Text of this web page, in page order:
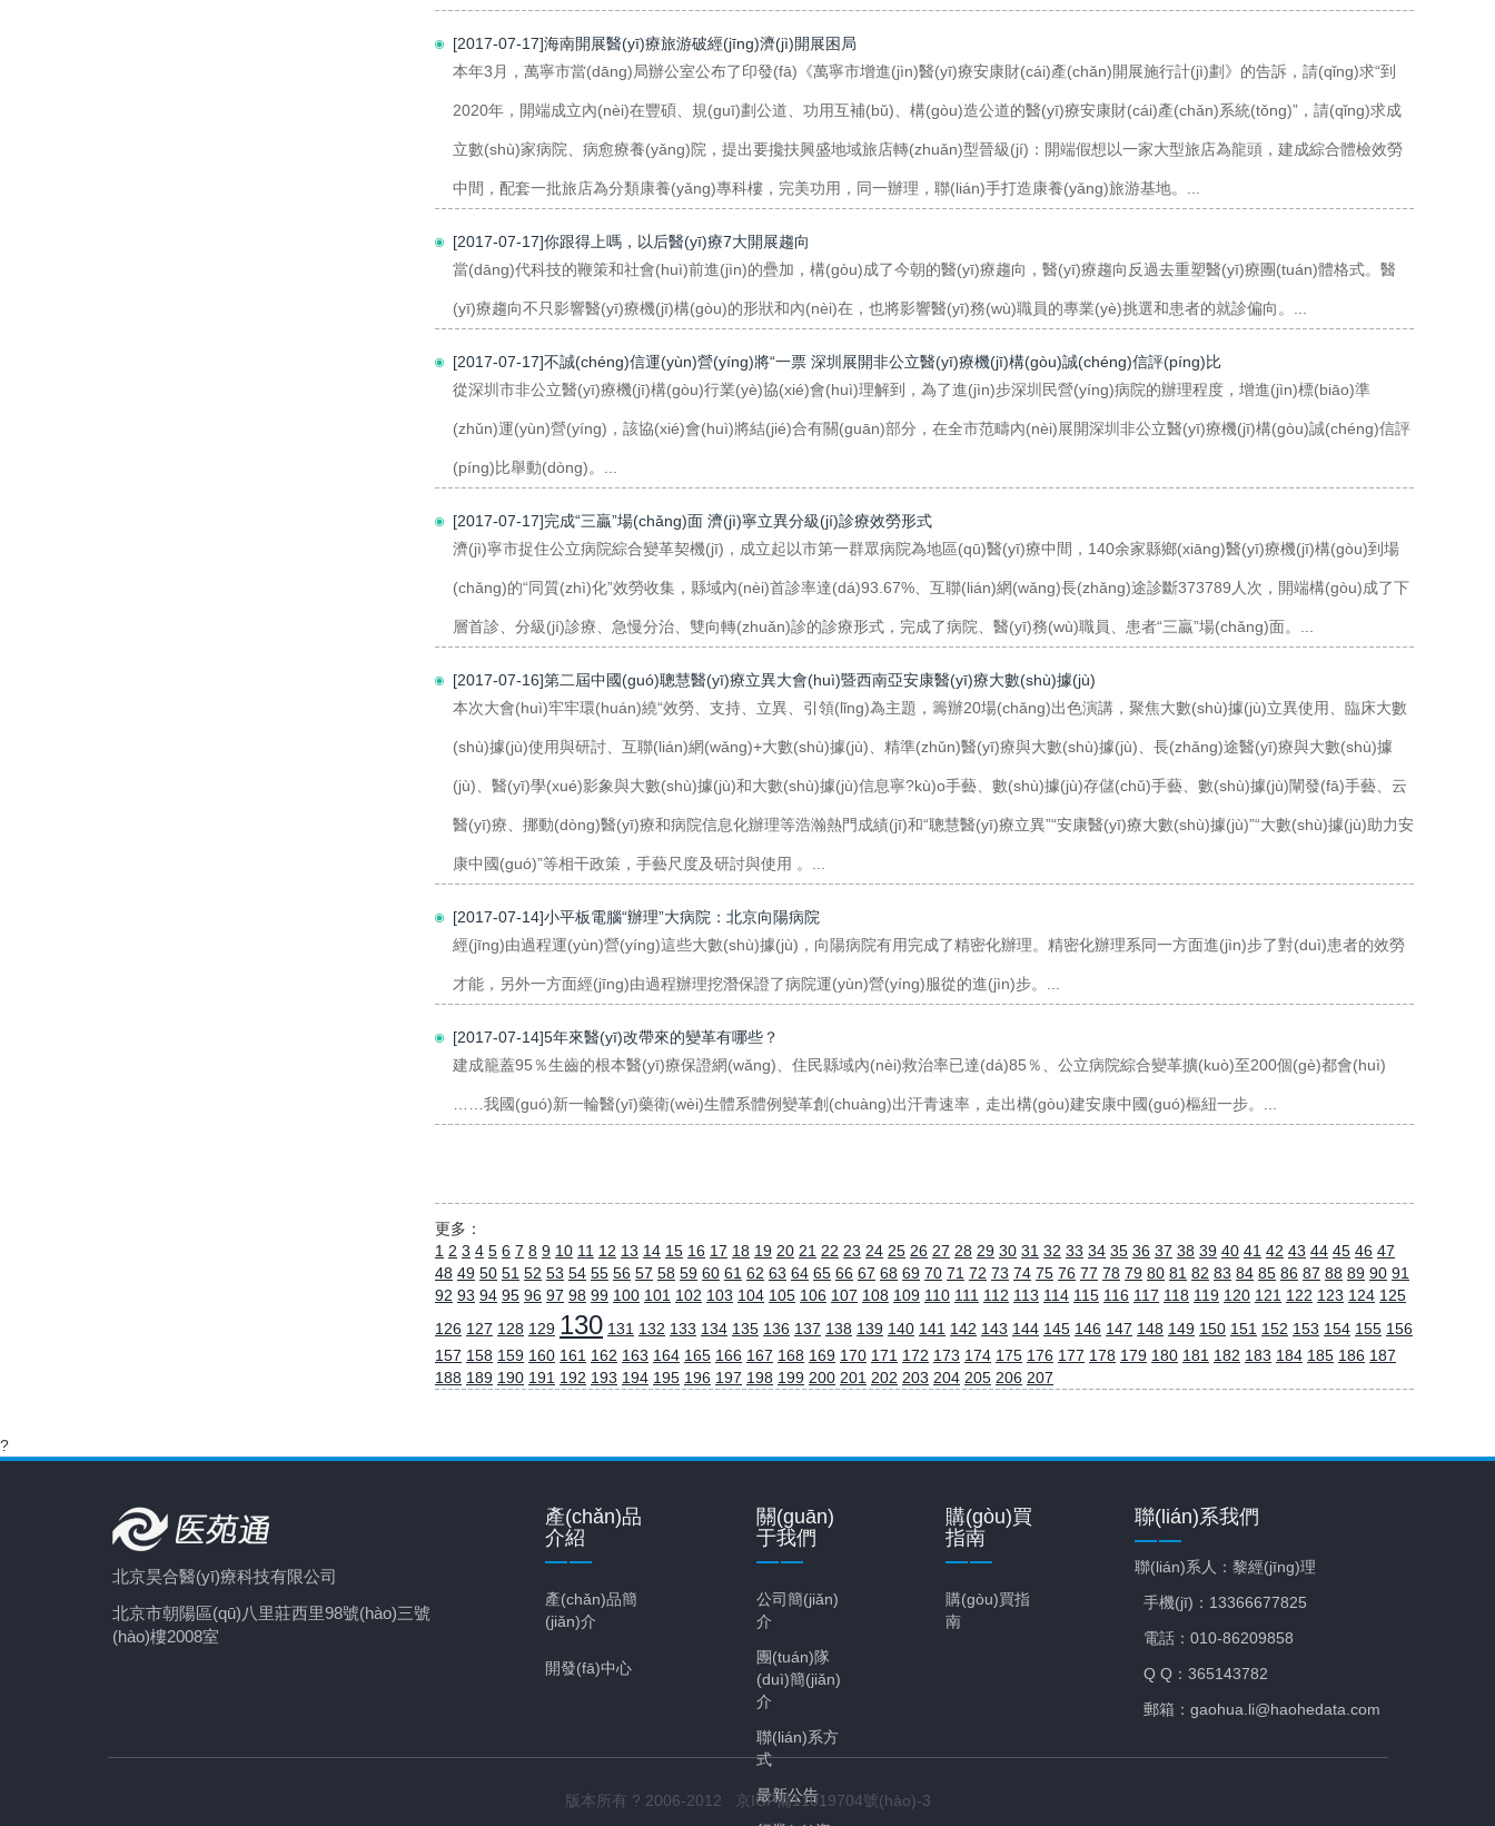
[2017-07-17]海南開展醫(yī)療旅游破經(jīng)濟(jì)開展困局
本年3月，萬寧市當(dāng)局辦公室公布了印發(fā)《萬寧市增進(jìn)醫(yī)療安康財(cái)產(chǎn)開展施行計(jì)劃》的告訴，請(qǐng)求“到
2020年，開端成立內(nèi)在豐碩、規(guī)劃公道、功用互補(bǔ)、構(gòu)造公道的醫(yī)療安康財(cái)產(chǎn)系統(tǒng)”，請(qǐng)求成
立數(shù)家病院、病愈療養(yǎng)院，提出要攙扶興盛地域旅店轉(zhuǎn)型晉級(jí)：開端假想以一家大型旅店為龍頭，建成綜合體檢效勞
中間，配套一批旅店為分類康養(yǎng)專科樓，完美功用，同一辦理，聯(lián)手打造康養(yǎng)旅游基地。...
[2017-07-17]你跟得上嗎，以后醫(yī)療7大開展趨向
當(dāng)代科技的鞭策和社會(huì)前進(jìn)的疊加，構(gòu)成了今朝的醫(yī)療趨向，醫(yī)療趨向反過去重塑醫(yī)療團(tuán)體格式。醫
(yī)療趨向不只影響醫(yī)療機(jī)構(gòu)的形狀和內(nèi)在，也將影響醫(yī)務(wù)職員的專業(yè)挑選和患者的就診偏向。...
[2017-07-17]不誠(chéng)信運(yùn)營(yíng)將“一票 深圳展開非公立醫(yī)療機(jī)構(gòu)誠(chéng)信評(píng)比
從深圳市非公立醫(yī)療機(jī)構(gòu)行業(yè)協(xié)會(huì)理解到，為了進(jìn)步深圳民營(yíng)病院的辦理程度，增進(jìn)標(biāo)準
(zhǔn)運(yùn)營(yíng)，該協(xié)會(huì)將結(jié)合有關(guān)部分，在全市范疇內(nèi)展開深圳非公立醫(yī)療機(jī)構(gòu)誠(chéng)信評
(píng)比舉動(dòng)。...
[2017-07-17]完成“三贏”場(chǎng)面 濟(jì)寧立異分級(jí)診療效勞形式
濟(jì)寧市捉住公立病院綜合變革契機(jī)，成立起以市第一群眾病院為地區(qū)醫(yī)療中間，140余家縣鄉(xiāng)醫(yī)療機(jī)構(gòu)到場
(chǎng)的“同質(zhì)化”效勞收集，縣域內(nèi)首診率達(dá)93.67%、互聯(lián)網(wǎng)長(zhǎng)途診斷373789人次，開端構(gòu)成了下
層首診、分級(jí)診療、急慢分治、雙向轉(zhuǎn)診的診療形式，完成了病院、醫(yī)務(wù)職員、患者“三贏”場(chǎng)面。...
[2017-07-16]第二屆中國(guó)聰慧醫(yī)療立異大會(huì)暨西南亞安康醫(yī)療大數(shù)據(jù)
本次大會(huì)牢牢環(huán)繞“效勞、支持、立異、引領(lǐng)為主題，籌辦20場(chǎng)出色演講，聚焦大數(shù)據(jù)立異使用、臨床大數
(shù)據(jù)使用與研討、互聯(lián)網(wǎng)+大數(shù)據(jù)、精準(zhǔn)醫(yī)療與大數(shù)據(jù)、長(zhǎng)途醫(yī)療與大數(shù)據
(jù)、醫(yī)學(xué)影象與大數(shù)據(jù)和大數(shù)據(jù)信息寧?kù)o手藝、數(shù)據(jù)存儲(chǔ)手藝、數(shù)據(jù)闡發(fā)手藝、云
醫(yī)療、挪動(dòng)醫(yī)療和病院信息化辦理等浩瀚熱門成績(jī)和“聰慧醫(yī)療立異”“安康醫(yī)療大數(shù)據(jù)”“大數(shù)據(jù)助力安
康中國(guó)”等相干政策，手藝尺度及研討與使用 。...
[2017-07-14]小平板電腦“辦理”大病院：北京向陽病院
經(jīng)由過程運(yùn)營(yíng)這些大數(shù)據(jù)，向陽病院有用完成了精密化辦理。精密化辦理系同一方面進(jìn)步了對(duì)患者的效勞
才能，另外一方面經(jīng)由過程辦理挖潛保證了病院運(yùn)營(yíng)服從的進(jìn)步。...
[2017-07-14]5年來醫(yī)改帶來的變革有哪些？
建成籠蓋95％生齒的根本醫(yī)療保證網(wǎng)、住民縣域內(nèi)救治率已達(dá)85％、公立病院綜合變革擴(kuò)至200個(gè)都會(huì)
……我國(guó)新一輪醫(yī)藥衛(wèi)生體系體例變革創(chuàng)出汗青速率，走出構(gòu)建安康中國(guó)樞紐一步。...
更多：
1 2 3 4 5 6 7 8 9 10 11 12 13 14 15 16 17 18 19 20 21 22 23 24 25 26 27 28 29 30 31 32 33 34 35 36 37 38 39 40 41 42 43 44 45 46 47
48 49 50 51 52 53 54 55 56 57 58 59 60 61 62 63 64 65 66 67 68 69 70 71 72 73 74 75 76 77 78 79 80 81 82 83 84 85 86 87 88 89 90 91
92 93 94 95 96 97 98 99 100 101 102 103 104 105 106 107 108 109 110 111 112 113 114 115 116 117 118 119 120 121 122 123 124 125
126 127 128 129 130 131 132 133 134 135 136 137 138 139 140 141 142 143 144 145 146 147 148 149 150 151 152 153 154 155 156
157 158 159 160 161 162 163 164 165 166 167 168 169 170 171 172 173 174 175 176 177 178 179 180 181 182 183 184 185 186 187
188 189 190 191 192 193 194 195 196 197 198 199 200 201 202 203 204 205 206 207
?
北京昊合醫(yī)療科技有限公司
北京市朝陽區(qū)八里莊西里98號(hào)三號
(hào)樓2008室
產(chǎn)品
介紹
產(chǎn)品簡
(jiǎn)介
開發(fā)中心
關(guān)
于我們
公司簡(jiǎn)
介
團(tuán)隊
(duì)簡(jiǎn)
介
聯(lián)系方
式
最新公告
購(gòu)買
指南
購(gòu)買指
南
聯(lián)系我們
聯(lián)系人：黎經(jīng)理
手機(jī)：13366677825
電話：010-86209858
Q Q：365143782
郵箱：gaohua.li@haohedata.com
版本所有 ? 2006-2012 京ICP備11019704號(hào)-3